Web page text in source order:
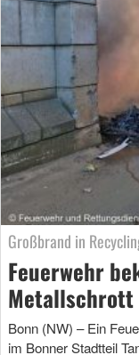
Großbrand in
Feuerwehr
Metallschrott
Bonn (NW) – Ein
im Bonner Stadtteil